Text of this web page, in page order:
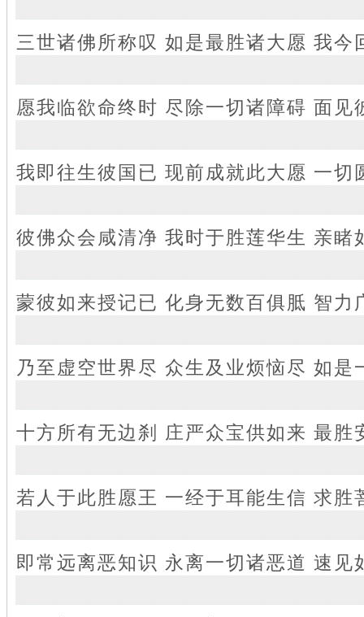
三世诸佛所称叹 如是最胜诸大愿 我今
愿我临欲命终时 尽除一切诸障碍 面见
我即往生彼国已 现前成就此大愿 一切
彼佛众会咸清净 我时于胜莲华生 亲睹
蒙彼如来授记已 化身无数百俱胝 智力
乃至虚空世界尽 众生及业烦恼尽 如
十方所有无边刹 庄严众宝供如来 最胜
若人于此胜愿王 一经于耳能生信 求胜
即常远离恶知识 永离一切诸恶道 速见